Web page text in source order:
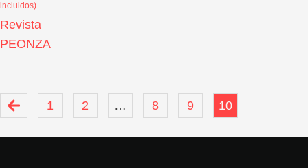
incluidos)
Revista
PEONZA
1 2 … 8 9 10